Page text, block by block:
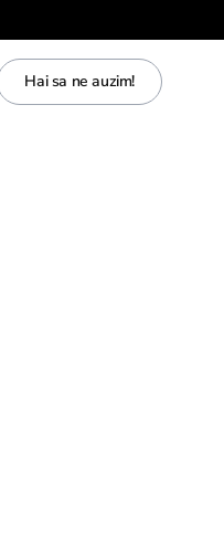
Hai sa ne auzim!